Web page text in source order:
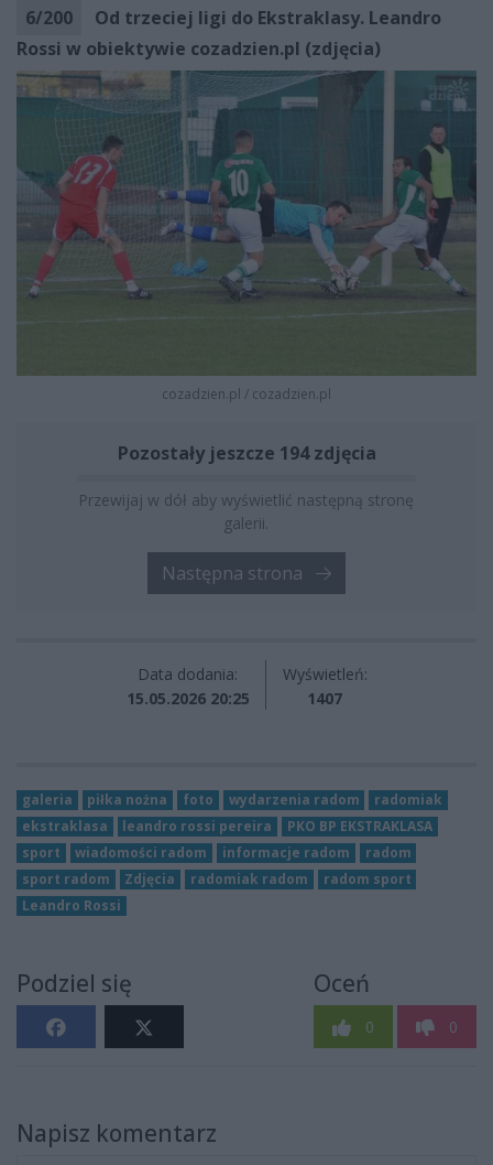
6/200
Od trzeciej ligi do Ekstraklasy. Leandro
Rossi w obiektywie cozadzien.pl (zdjęcia)
cozadzien.pl / cozadzien.pl
Pozostały jeszcze 194 zdjęcia
Przewijaj w dół aby wyświetlić następną stronę
galerii.
Następna strona
Data dodania:
15.05.2026 20:25
Wyświetleń:
1407
galeria piłka nożna foto wydarzenia radom
radomiak
ekstraklasa
leandro rossi pereira
PKO BP EKSTRAKLASA
sport
wiadomości radom informacje radom
radom
sport radom
Zdjęcia radomiak radom
radom sport
Leandro Rossi
Podziel się Oceń
0 0
Napisz komentarz